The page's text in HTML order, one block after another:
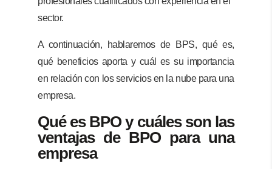
sector.
A continuación, hablaremos de BPS, qué es,
qué beneficios aporta y cuál es su importancia
en relación con los servicios en la nube para una
empresa.
Qué es BPO y cuáles son las
ventajas de BPO para una
empresa